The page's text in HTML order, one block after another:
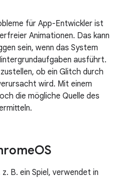
für App-Entwickler ist
Animationen. Das kann
sein, wenn das System
ausführt.
ob ein Glitch durch
wird. Mit einem
die mögliche Quelle des
OS
B. ein Spiel, verwendet in